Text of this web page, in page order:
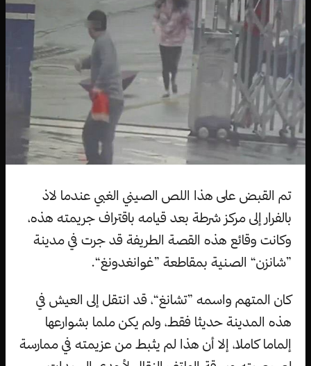
تم القبض على هذا اللص الصيني الغبي عندما لاذ
بالفرار إلى مركز شرطة بعد قيامه باقتراف جريمته هذه،
وكانت وقائع هذه القصة الطريفة قد جرت في مدينة
”شانزن“ الصنية بمقاطعة ”غوانغدونغ“.
كان المتهم واسمه ”تشانغ“، قد انتقل إلى العيش في
هذه المدينة حديثا فقط، ولم يكن ملما بشوارعها
إلماما كاملا، إلا أن هذا لم يثبط من عزيمته في ممارسة